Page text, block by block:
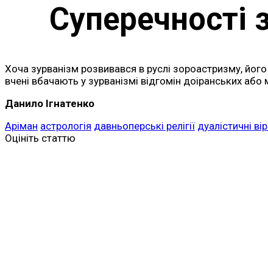
Хоча зурванізм розвивався в руслі зороастризму,
вчені вбачають у зурванізмі відгомін доіранських
Данило Ігнатенко
Аріман астрологія давньоперські релігії дуалістичні
Оцініть статтю